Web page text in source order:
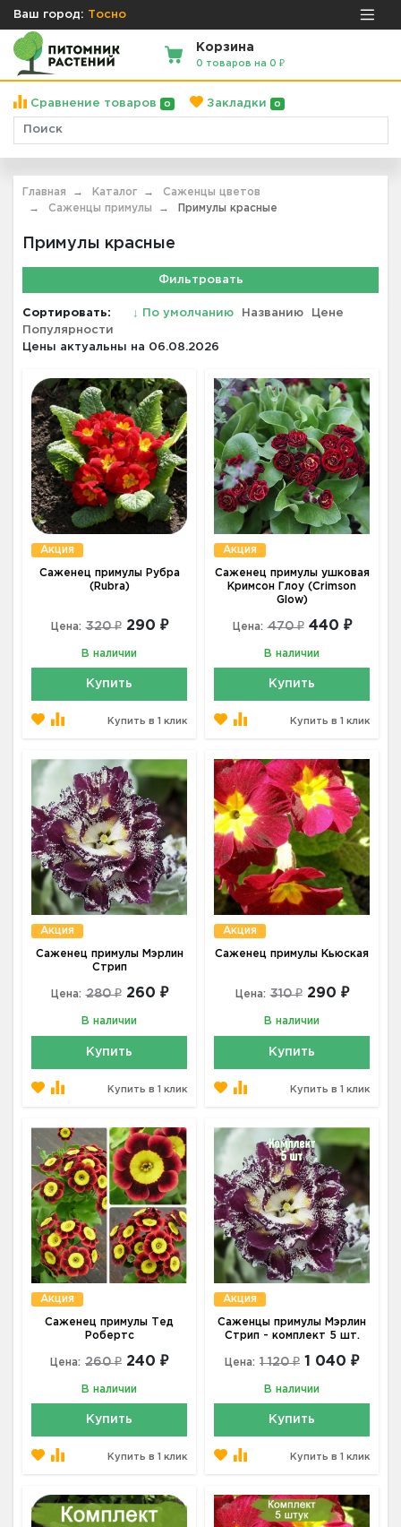
Ваш город: Тосно
Корзина
0 товаров на 0 ₽
Сравнение товаров 0 Закладки 0
Главная Каталог
Саженцы цветов
Саженцы примулы
Примулы красные
Примулы красные
Фильтровать
Сортировать: ↓ По умолчанию Названию
Цене
Популярности
Цены актуальны на 06.08.2026
Акция
Саженец примулы Рубра
(Rubra)
Цена: 320 ₽ 290 ₽
В наличии
Купить
Купить в 1 клик
Акция
Саженец примулы ушковая
Кримсон Глоу (Crimson
Glow)
Цена: 470 ₽ 440 ₽
В наличии
Купить
Купить в 1 клик
Акция
Саженец примулы Мэрлин
Стрип
Цена: 280 ₽ 260 ₽
В наличии
Купить
Купить в 1 клик
Акция
Саженец примулы Кьюская
Цена: 310 ₽ 290 ₽
В наличии
Купить
Купить в 1 клик
Акция
Саженец примулы Тед
Робертс
Цена: 260 ₽ 240 ₽
В наличии
Купить
Купить в 1 клик
Акция
Саженцы примулы Мэрлин
Стрип - комплект 5 шт.
Цена: 1 120 ₽ 1 040 ₽
В наличии
Купить
Купить в 1 клик